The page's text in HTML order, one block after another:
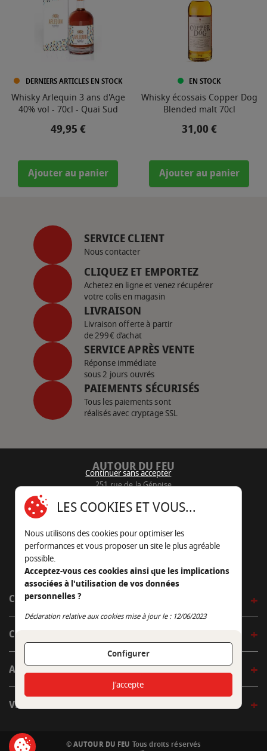
DERNIERS ARTICLES EN STOCK
Whisky Arlequin 3 ans d'Age
40% vol - 70cl - Quai Sud
Prix
49,95 €
Ajouter au panier
EN STOCK
Whisky écossais Copper Dog
Blended malt 70cl
Prix
31,00 €
Ajouter au panier
SERVICE CLIENT
Nous contacter
CLIQUEZ ET EMPORTEZ
Achetez en ligne et venez récupérer
votre colis en magasin
LIVRAISON
Livraison offerte à partir
de 299€ d’achat
SERVICE APRÈS VENTE
Réponse immédiate
sous 2 jours ouvrés
PAIEMENTS SÉCURISÉS
Tous les paiements sont
réalisés avec cryptage SSL
AUTOUR DU FEU
251 rue de la Génoise
05 45 22 98 09
Nous envoyer un e-mail
CÔTÉ OUTDOOR
CÔTÉ INDOOR
AUTOUR DE LA TABLE
VENIR EN BOUTIQUE
© AUTOUR DU FEU Tous droits réservés
Continuer sans accepter
LES COOKIES ET VOUS...
Nous utilisons des cookies pour optimiser les
performances et vous proposer un site le plus agréable
possible.
Acceptez-vous ces cookies ainsi que les implications
associées à l'utilisation de vos données
personnelles ?
Déclaration relative aux cookies mise à jour le : 12/06/2023
Configurer
Continuer sans accepter
J'accepte